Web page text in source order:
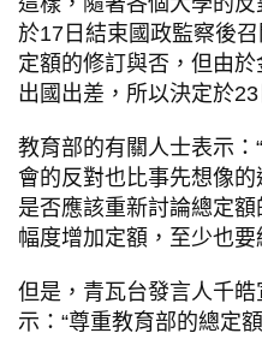
於17日結束國政監察後
定額的修訂與否，但由
出國出差，所以決定於
教育部的有關人士表示：
會的反對也比事先想像的
是否應該重新討論總定
幅度增加定額，至少也要
但是，青瓦台發言人千
示：“尊重教育部的總定